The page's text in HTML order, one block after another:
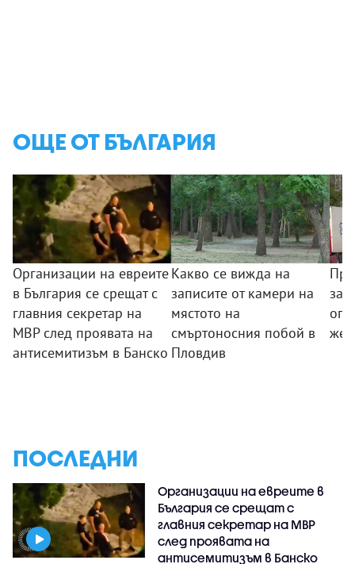
ОЩЕ ОТ БЪЛГАРИЯ
Организации на евреите
в България се срещат с
главния секретар на
МВР след проявата на
антисемитизъм в Банско
Какво се вижда на
записите от камери на
мястото на
смъртоносния побой в
Пловдив
за
ПОСЛЕДНИ
Организации на евреите в
България се срещат с
главния секретар на МВР
след проявата на
антисемитизъм в Банско